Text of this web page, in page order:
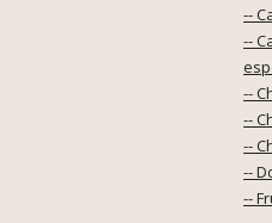
--
--
--
--
--
--
--